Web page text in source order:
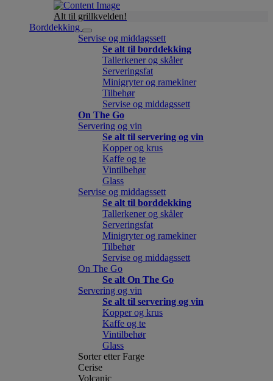
Alt til grillkvelden!
Borddekking
Servise og middagssett
Se alt til borddekking
Tallerkener og skåler
Serveringsfat
Minigryter og ramekiner
Tilbehør
Servise og middagssett
On The Go
Servering og vin
Se alt til servering og vin
Kopper og krus
Kaffe og te
Vintilbehør
Glass
Servise og middagssett
Se alt til borddekking
Tallerkener og skåler
Serveringsfat
Minigryter og ramekiner
Tilbehør
Servise og middagssett
On The Go
Se alt On The Go
Servering og vin
Se alt til servering og vin
Kopper og krus
Kaffe og te
Vintilbehør
Glass
Sorter etter Farge
Cerise
Volcanic